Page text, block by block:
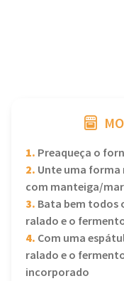
1. Preaqueça o
2. Unte uma
com manteiga/
3. Bata bem todos
ralado e o
4. Com uma
ralado e o
incorporado